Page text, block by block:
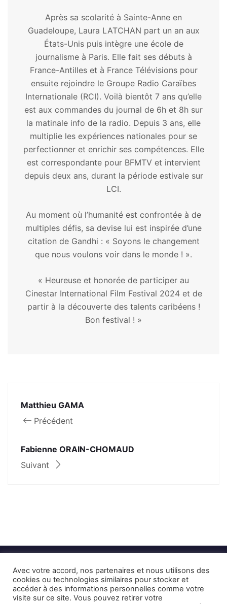
Après sa scolarité à Sainte-Anne en
Guadeloupe, Laura LATCHAN part un an aux
États-Unis puis intègre une école de
journalisme à Paris. Elle fait ses débuts à
France-Antilles et à France Télévisions pour
ensuite rejoindre le Groupe Radio Caraïbes
Internationale (RCI). Voilà bientôt 7 ans qu’elle
est aux commandes du journal de 6h et 8h sur
la matinale info de la radio. Depuis 3 ans, elle
multiplie les expériences nationales pour se
perfectionner et enrichir ses compétences. Elle
est correspondante pour BFMTV et intervient
depuis deux ans, durant la période estivale sur
LCI.
Au moment où l’humanité est confrontée à de
multiples défis, sa devise lui est inspirée d’une
citation de Gandhi : « Soyons le changement
que nous voulons voir dans le monde ! ».
« Heureuse et honorée de participer au
Cinestar International Film Festival 2024 et de
partir à la découverte des talents caribéens !
Bon festival ! »
Matthieu GAMA
Précédent
Fabienne ORAIN-CHOMAUD
Suivant
Avec votre accord, nos partenaires et nous utilisons des
cookies ou technologies similaires pour stocker et
accéder à des informations personnelles comme votre
visite sur ce site. Vous pouvez retirer votre